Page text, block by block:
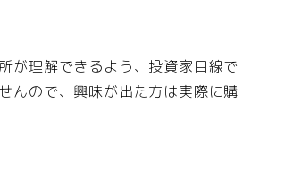
が理解できるよう、投資家目線で
んので、興味が出た方は実際に購